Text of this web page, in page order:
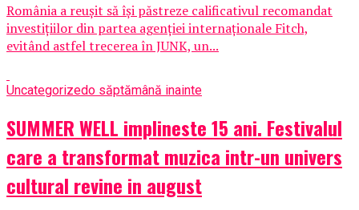
România a reușit să își păstreze calificativul recomandat
investițiilor din partea agenției internaționale Fitch,
evitând astfel trecerea în JUNK, un...
Uncategorizedo săptămână inainte
SUMMER WELL implineste 15 ani. Festivalul
care a transformat muzica intr-un univers
cultural revine in august